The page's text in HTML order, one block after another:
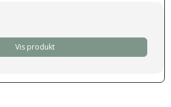
Vis produkt